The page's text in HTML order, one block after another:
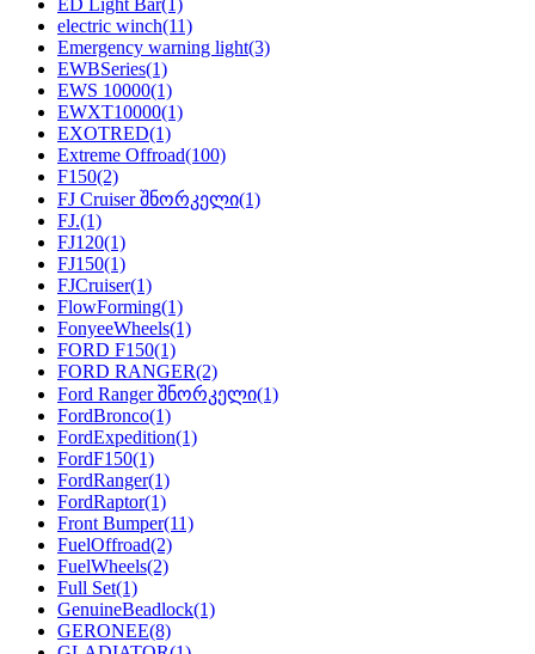
ED Light Bar(1)
electric winch(11)
Emergency warning light(3)
EWBSeries(1)
EWS 10000(1)
EWXT10000(1)
EXOTRED(1)
Extreme Offroad(100)
F150(2)
FJ Cruiser შნორკელი(1)
FJ.(1)
FJ120(1)
FJ150(1)
FJCruiser(1)
FlowForming(1)
FonyeeWheels(1)
FORD F150(1)
FORD RANGER(2)
Ford Ranger შნორკელი(1)
FordBronco(1)
FordExpedition(1)
FordF150(1)
FordRanger(1)
FordRaptor(1)
Front Bumper(11)
FuelOffroad(2)
FuelWheels(2)
Full Set(1)
GenuineBeadlock(1)
GERONEE(8)